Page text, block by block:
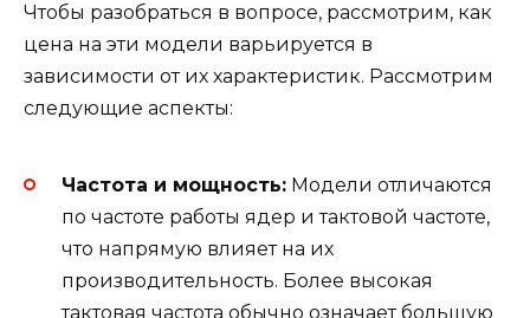
Чтобы разобраться в вопросе, рассмотрим, как
цена на эти модели варьируется в
зависимости от их характеристик. Рассмотрим
следующие аспекты:
Частота и мощность: Модели отличаются
по частоте работы ядер и тактовой частоте,
что напрямую влияет на их
производительность. Более высокая
тактовая частота обычно означает большую